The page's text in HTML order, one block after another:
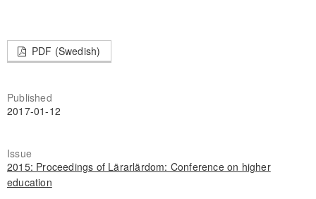
PDF (Swedish)
Published
2017-01-12
Issue
2015: Proceedings of Lärarlärdom: Conference on higher
education